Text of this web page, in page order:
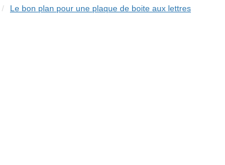
Le bon plan pour une plaque de boite aux lettres